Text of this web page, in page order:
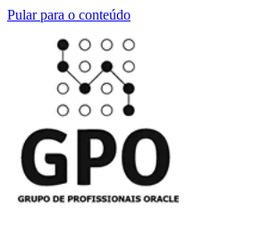
Pular para o conteúdo